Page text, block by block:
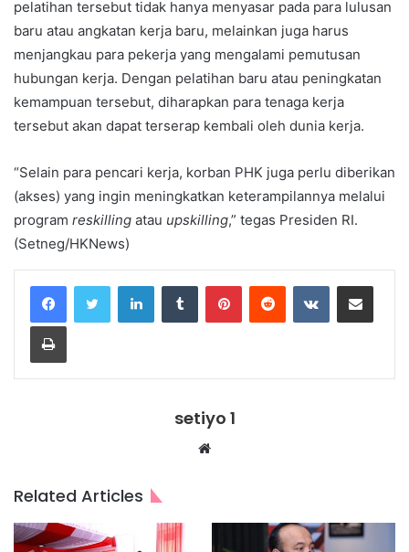
pelatihan tersebut tidak hanya menyasar pada para lulusan
baru atau angkatan kerja baru, melainkan juga harus
menjangkau para pekerja yang mengalami pemutusan
hubungan kerja. Dengan pelatihan baru atau peningkatan
kemampuan tersebut, diharapkan para tenaga kerja
tersebut akan dapat terserap kembali oleh dunia kerja.
“Selain para pencari kerja, korban PHK juga perlu diberikan
(akses) yang ingin meningkatkan keterampilannya melalui
program reskilling atau upskilling,” tegas Presiden RI.
(Setneg/HKNews)
LinkedInTumblr PinterestReddit VKontakteShare via Email
Print
setiyo 1
Website
Related Articles